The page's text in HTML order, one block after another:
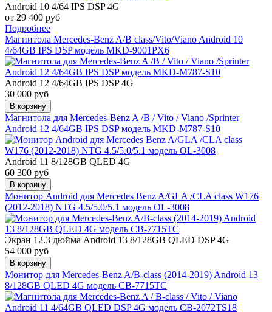
Android 10 4/64 IPS DSP 4G
от 29 400 руб
Подробнее
Магнитола Mercedes-Benz A/B class/Vito/Viano Android 10
4/64GB IPS DSP модель MKD-9001PX6
Android 12 4/64GB IPS DSP 4G
30 000 руб
В корзину
Магнитола для Mercedes-Benz A /B / Vito / Viano /Sprinter
Android 12 4/64GB IPS DSP модель MKD-M787-S10
Android 11 8/128GB QLED 4G
60 300 руб
В корзину
Монитор Android для Mercedes Benz A/GLA /CLA class W176
(2012-2018) NTG 4.5/5.0/5.1 модель OL-3008
Экран 12.3 дюйма Android 13 8/128GB QLED DSP 4G
54 000 руб
В корзину
Монитор для Mercedes-Benz A/B-class (2014-2019) Android 13
8/128GB QLED 4G модель CB-7715TC